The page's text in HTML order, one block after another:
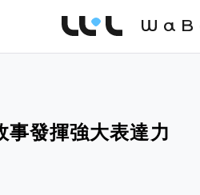
WaBay 挖貝 | 台灣最
發揮強大表達力